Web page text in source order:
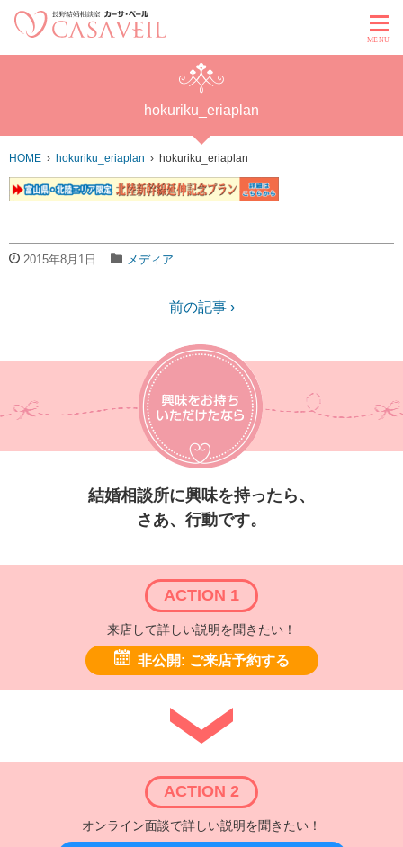
MENU
hokuriku_eriaplan
HOME hokuriku_eriaplan hokuriku_eriaplan
2015年8月1日 メディア
前の記事 ›
結婚相談所に興味を持ったら、
さあ、行動です。
ACTION 1
来店して詳しい説明を聞きたい！
非公開: ご来店予約する
ACTION 2
オンライン面談で詳しい説明を聞きたい！